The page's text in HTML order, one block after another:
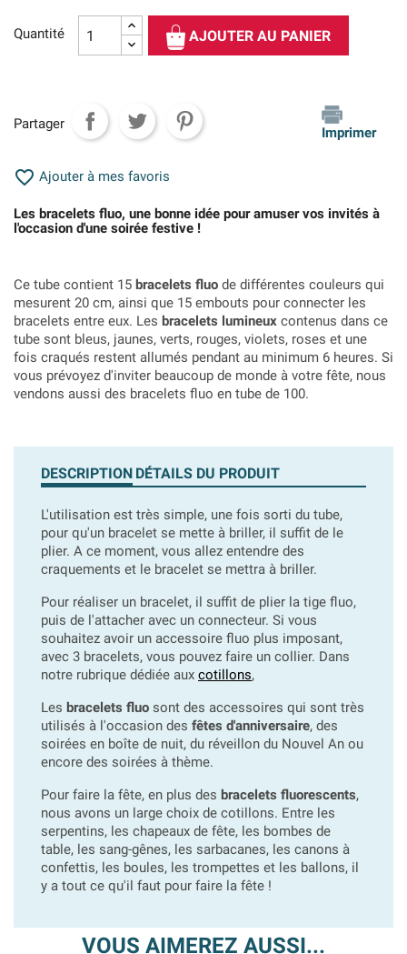
Quantité AJOUTER AU PANIER
Partager
Imprimer
 Ajouter à mes favoris
Les bracelets fluo, une bonne idée pour amuser vos invités à
l'occasion d'une soirée festive !
Ce tube contient 15 bracelets fluo de différentes couleurs qui
mesurent 20 cm, ainsi que 15 embouts pour connecter les
bracelets entre eux. Les bracelets lumineux contenus dans ce
tube sont bleus, jaunes, verts, rouges, violets, roses et une
fois craqués restent allumés pendant au minimum 6 heures. Si
vous prévoyez d'inviter beaucoup de monde à votre fête, nous
vendons aussi des bracelets fluo en tube de 100.
DESCRIPTION DÉTAILS DU PRODUIT
L'utilisation est très simple, une fois sorti du tube,
pour qu'un bracelet se mette à briller, il suffit de le
plier. A ce moment, vous allez entendre des
craquements et le bracelet se mettra à briller.
Pour réaliser un bracelet, il suffit de plier la tige fluo,
puis de l'attacher avec un connecteur. Si vous
souhaitez avoir un accessoire fluo plus imposant,
avec 3 bracelets, vous pouvez faire un collier. Dans
notre rubrique dédiée aux cotillons,
Les bracelets fluo sont des accessoires qui sont très
utilisés à l'occasion des fêtes d'anniversaire, des
soirées en boîte de nuit, du réveillon du Nouvel An ou
encore des soirées à thème.
Pour faire la fête, en plus des bracelets fluorescents,
nous avons un large choix de cotillons. Entre les
serpentins, les chapeaux de fête, les bombes de
table, les sang-gênes, les sarbacanes, les canons à
confettis, les boules, les trompettes et les ballons, il
y a tout ce qu'il faut pour faire la fête !
VOUS AIMEREZ AUSSI...